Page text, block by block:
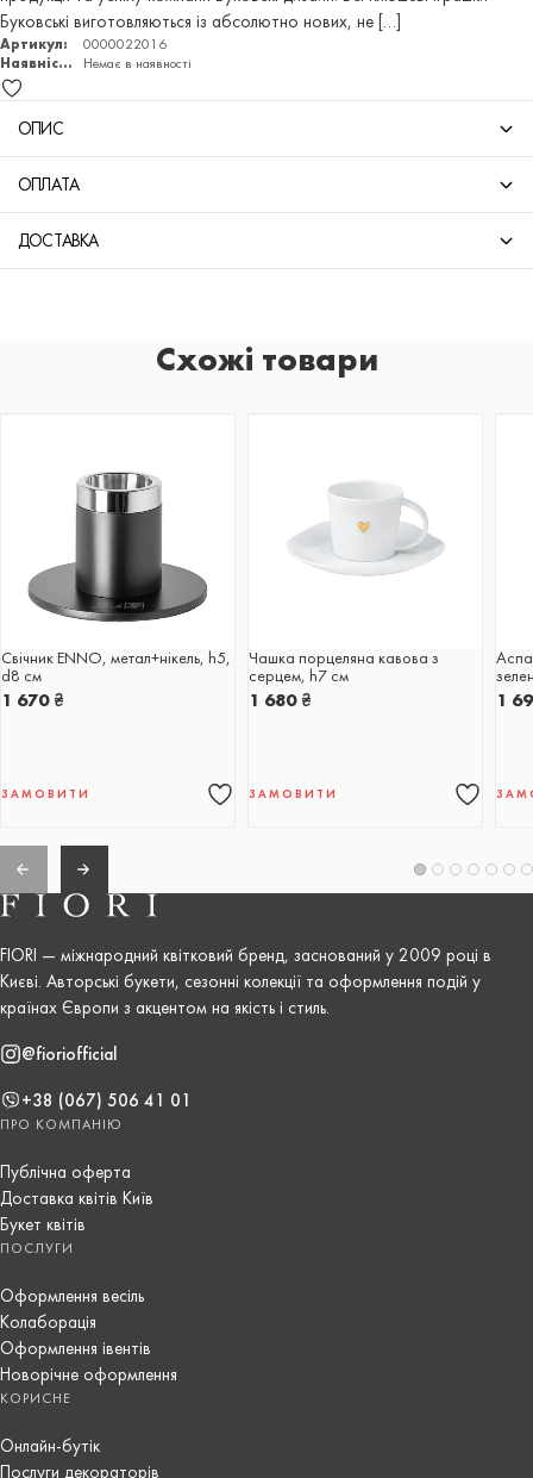
Буковські виготовляються із абсолютно нових, не […]
Артикул:
0000022016
Наявність:
Немає в наявності
ОПИС
ОПЛАТА
ДОСТАВКА
Схожі товари
Свічник ENNO, метал+нікель, h5,
d8 см
1 670 ₴
ЗАМОВИТИ
Чашка порцеляна кавова з
серцем, h7 cм
1 680 ₴
ЗАМОВИТИ
1
FIORI — міжнародний квітковий бренд, заснований у 2009 році в
Києві. Авторські букети, сезонні колекції та оформлення подій у
країнах Європи з акцентом на якість і стиль.
@fioriofficial
+38 (067) 506 41 01
ПРО КОМПАНІЮ
Публічна оферта
Доставка квітів Київ
Букет квітів
ПОСЛУГИ
Оформлення весіль
Колаборація
Оформлення івентів
Новорічне оформлення
КОРИСНЕ
Онлайн-бутік
Послуги декораторів